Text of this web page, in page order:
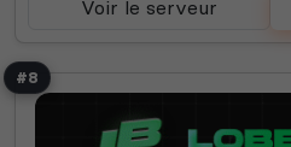
Voir le serveur
#8